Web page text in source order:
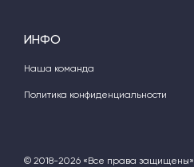
ИНФО
Наша команда
Политика конфиденциальности
© 2018-2026 «Все права защищены»